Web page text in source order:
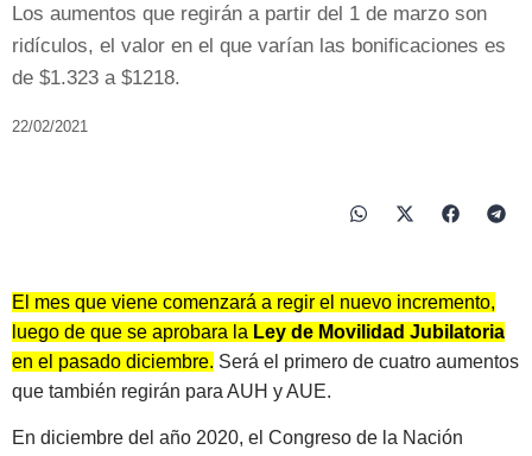
Los aumentos que regirán a partir del 1 de marzo son
ridículos, el valor en el que varían las bonificaciones es
de $1.323 a $1218.
22/02/2021
El mes que viene comenzará a regir el nuevo incremento,
luego de que se aprobara la Ley de Movilidad Jubilatoria
en el pasado diciembre. Será el primero de cuatro aumentos
que también regirán para AUH y AUE.
En diciembre del año 2020, el Congreso de la Nación